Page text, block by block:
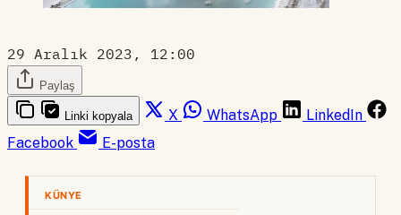
29 Aralık 2023, 12:00
Paylaş
Linki kopyala X WhatsApp
LinkedIn
Facebook
E-posta
KÜNYE